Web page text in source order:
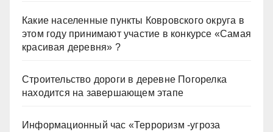
Какие населенные пункты Ковровского округа в
этом году принимают участие в конкурсе «Самая
красивая деревня» ?
Строительство дороги в деревне Погорелка
находится на завершающем этапе
Информационный час «Терроризм -угроза